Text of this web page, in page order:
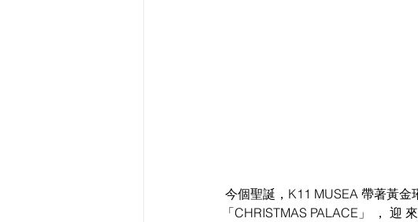
今個聖誕，K11 MUSEA 帶著黃金
「CHRISTMAS PALACE」 ， 迎